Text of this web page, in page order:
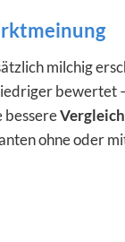
milchig
bewertet
bessere
ohne oder